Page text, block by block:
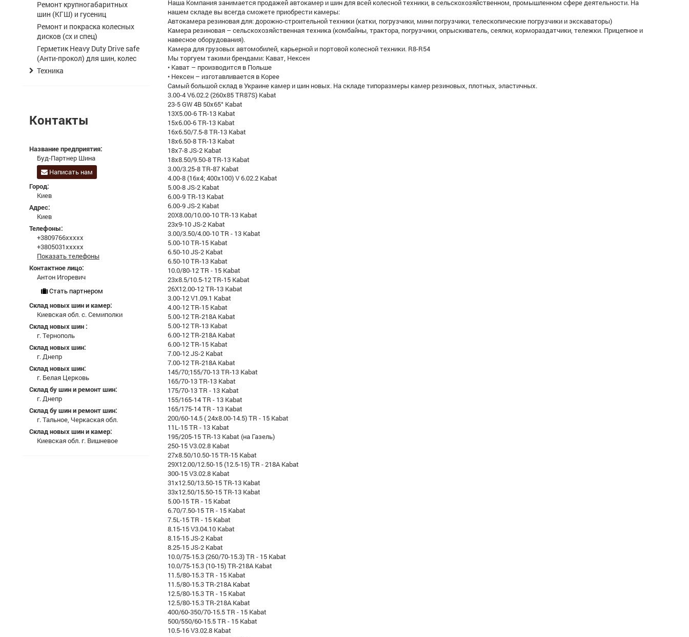
Наша Компания занимается продажей автокамер и шин для всей колесной техники, в сельскохозяйственном, промышленном сфере деятельности. На
нашем складе вы всегда сможете приобрести камеры:
Автокамера резиновая для: дорожно-строительной техники (катки, погрузчики, мини погрузчики, телескопические погрузчики и экскаваторы)
Камера резиновая – сельскохозяйственная техника (комбайны, трактора, погрузчики, опрыскиватель, сеялки, кормораздатчики, тележки. Прицепное и
навесное оборудования).
Камера для грузовых автомобилей, карьерной и портовой колесной техники. R8-R54
Мы торгуем такими брендами: Кават, Нексен
• Кават – производится в Польше
• Нексен – изготавливается в Корее
Самый большой склад в Украине камер и шин новых. На складе типоразмеры камер резиновых, плотных, эластичных.
3.00-4 V6.02.2 (260х85 TR87S) Kabat
23-5 GW 4B 50x65° Kabat
13X5.00-6 TR-13 Kabat
15x6.00-6 TR-13 Kabat
16x6.50/7.5-8 TR-13 Kabat
18x6.50-8 TR-13 Kabat
18x7-8 JS-2 Kabat
18x8.50/9.50-8 TR-13 Kabat
3.00/3.25-8 TR-87 Kabat
4.00-8 (16x4; 400x100) V 6.02.2 Kabat
5.00-8 JS-2 Kabat
6.00-9 TR-13 Kabat
6.00-9 JS-2 Kabat
20X8.00/10.00-10 TR-13 Kabat
23x9-10 JS-2 Kabat
3.00/3.50/4.00-10 TR - 13 Kabat
5.00-10 TR-15 Kabat
6.50-10 JS-2 Kabat
6.50-10 TR-13 Kabat
10.0/80-12 TR - 15 Kabat
23x8.5/10.5-12 TR-15 Kabat
26X12.00-12 TR-13 Kabat
3.00-12 V1.09.1 Kabat
4.00-12 TR-15 Kabat
5.00-12 TR-218A Kabat
5.00-12 TR-13 Kabat
6.00-12 TR-218A Kabat
6.00-12 TR-15 Kabat
7.00-12 JS-2 Kabat
7.00-12 TR-218A Kabat
145/70;155/70-13 TR-13 Kabat
165/70-13 TR-13 Kabat
175/70-13 TR - 13 Kabat
155/165-14 TR - 13 Kabat
165/175-14 TR - 13 Kabat
200/60-14.5 ( 24x8.00-14.5) TR - 15 Kabat
11L-15 TR - 13 Kabat
195/205-15 TR-13 Kabat (на Газель)
250-15 V3.02.8 Kabat
27x8.50/10.50-15 TR-15 Kabat
29X12.00/12.50-15 (12.5-15) TR - 218A Kabat
300-15 V3.02.8 Kabat
31x12.50/13.50-15 TR-13 Kabat
33x12.50/15.50-15 TR-13 Kabat
5.00-15 TR - 15 Kabat
6.70/7.50-15 TR - 15 Kabat
7.5L-15 TR - 15 Kabat
8.15-15 V3.04.10 Kabat
8.15-15 JS-2 Kabat
8.25-15 JS-2 Kabat
10.0/75-15.3 (260/70-15.3) TR - 15 Kabat
10.0/75-15.3 (10-15) TR-218A Kabat
11.5/80-15.3 TR - 15 Kabat
11.5/80-15.3 TR-218A Kabat
12.5/80-15.3 TR - 15 Kabat
12.5/80-15.3 TR-218A Kabat
400/60-350/70-15.5 TR - 15 Kabat
500/550/60-15.5 TR - 15 Kabat
10.5-16 V3.02.8 Kabat
Ремонт крупногабаритных
шин (КГШ) и гусениц
Ремонт и покраска колесных
дисков (сх и спец)
Герметик Heavy Duty Drive safe
(Анти-прокол) для шин, колес
Техника
Контакты
Название предприятия:
Буд-Партнер Шина
Написать нам
Город:
Киев
Адрес:
Киев
Телефоны:
+3809766xxxxx
+3805031xxxxx
Показать телефоны
Контактное лицо:
Антон Игоревич
Стать партнером
Склад новых шин и камер:
Киевская обл. с. Семиполки
Склад новых шин :
г. Тернополь
Склад новых шин:
г. Днепр
Склад новых шин:
г. Белая Церковь
Склад бу шин и ремонт шин:
г. Днепр
Склад бу шин и ремонт шин:
г. Тальное, Черкаская обл.
Склад новых шин и камер:
Киевская обл. г. Вишневое